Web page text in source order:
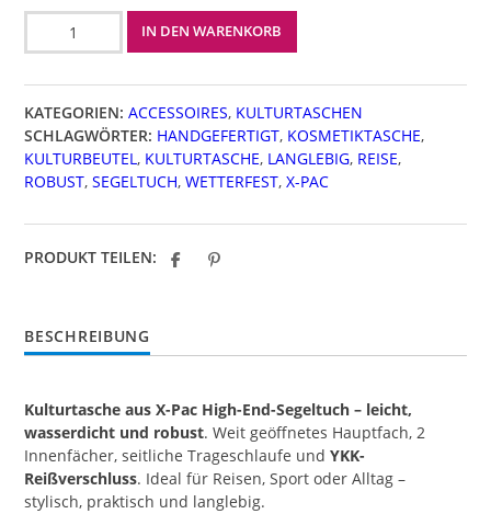
Kultur
IN DEN WARENKORB
KATEGORIEN: ACCESSOIRES, KULTURTASCHEN
SCHLAGWÖRTER: HANDGEFERTIGT, KOSMETIKTASCHE,
KULTURBEUTEL , KULTURTASCHE, LANGLEBIG, REISE,
ROBUST,SEGELTUCH,WETTERFEST,X-PAC
PRODUKT TEILEN:
BESCHREIBUNG
Kulturtasche aus X-Pac High-End-Segeltuch – leicht,
wasserdicht und robust. Weit geöffnetes Hauptfach, 2
Innenfächer, seitliche Trageschlaufe undYKK-
Reißverschluss. Ideal für Reisen, Sport oder Alltag –
stylisch, praktisch und langlebig.